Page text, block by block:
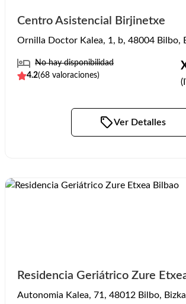
Centro Asistencial Birjinetxe
Ornilla Doctor Kalea, 1, b, 48004 Bilbo,
No hay disponibilidad
4.2(68 valoraciones)
Ver Detalles
Residencia Geriátrico Zure
Autonomia Kalea, 71, 48012 Bilbo,